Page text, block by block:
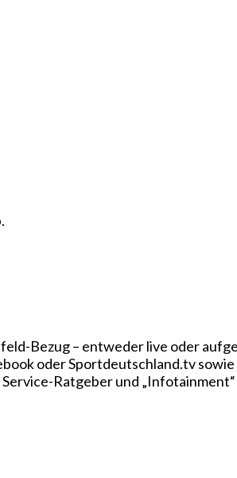
Bezug – entweder live oder
oder Sportdeutschland.tv
Ratgeber und